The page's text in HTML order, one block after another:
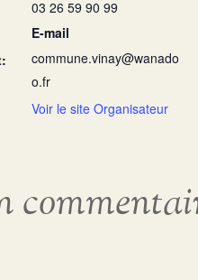
03 26 59 90 99
E-mail
commune.vinay@wanado
o.fr
Voir le site Organisateur